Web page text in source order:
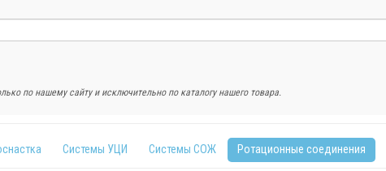
по нашему сайту и исключительно по каталогу нашего товара.
Системы УЦИ Системы СОЖ Ротационные соединения